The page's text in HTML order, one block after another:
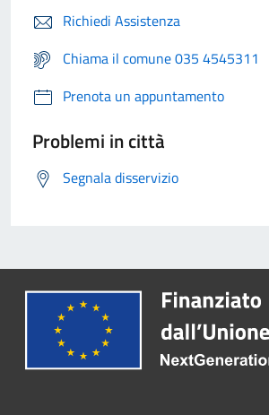
Richiedi Assistenza
Chiama il comune 035 4545311
Prenota un appuntamento
Problemi in città
Segnala disservizio